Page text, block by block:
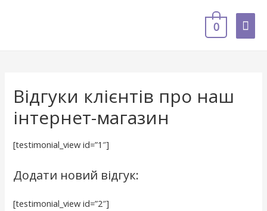
0
Відгуки клієнтів про наш
інтернет-магазин
[testimonial_view id=”1″]
Додати новий відгук:
[testimonial_view id=”2″]